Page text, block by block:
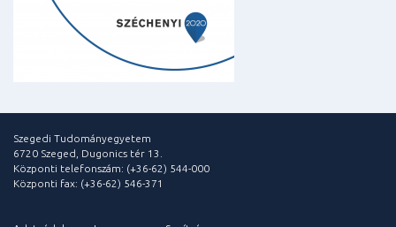
Szegedi Tudományegyetem
6720 Szeged, Dugonics tér 13.
Központi telefonszám: (+36-62) 544-000
Központi fax: (+36-62) 546-371